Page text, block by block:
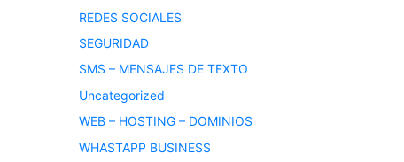
REDES SOCIALES
SEGURIDAD
SMS – MENSAJES DE TEXTO
Uncategorized
WEB – HOSTING – DOMINIOS
WHASTAPP BUSINESS